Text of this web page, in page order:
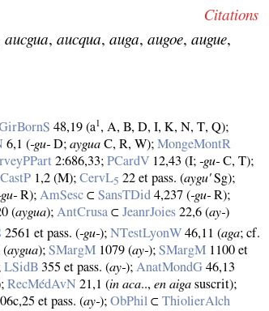
Citations
aucgua, aucqua, auga, augoe, augue,
48,19 (a1 , A, B, D, I, K, N, T, Q);
6,1 (‑gu‑ D;aygua C, R, W);MongeMontR
2:686,33;PCardV 12,43 (I;‑gu‑ C, T);
1,2 (M);CervL5 22 et pass. (aygu'Sg);
R);AmSesc ⊂SansTDid 4,237 (‑gu‑ R);
(aygua);AntCrusa ⊂JeanrJoies 22,6 (ay‑)
2561 et pass. (‑gu‑);NTestLyonW 46,11 (aga; cf.
(aygua);SMargM 1079 (ay‑);SMargM 1100 et
LSidB 355 et pass. (ay‑);AnatMondG 46,13
RecMédAvN 21,1 (in aca..,en aiga suscrit);
et pass. (ay‑);ObPhil ⊂ThiolierAlch